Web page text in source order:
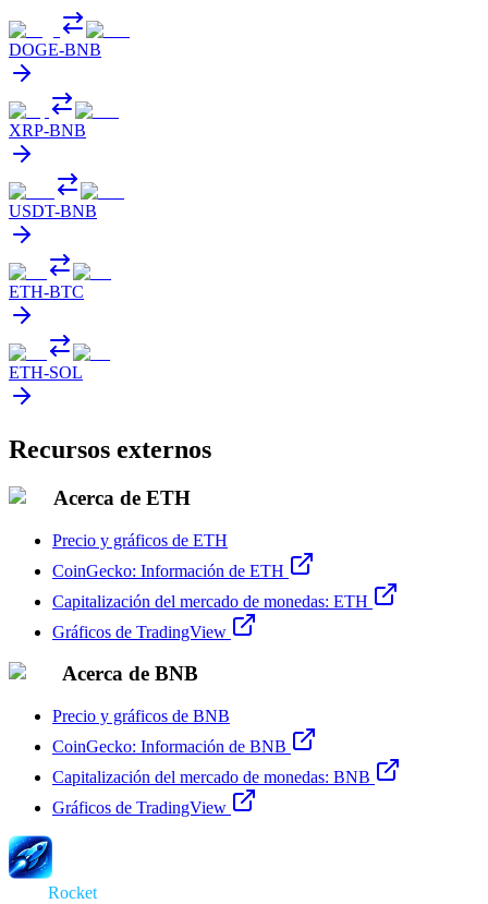
DOGE-BNB
XRP-BNB
USDT-BNB
ETH-BTC
ETH-SOL
Recursos externos
Acerca de ETH
Precio y gráficos de ETH
CoinGecko: Información de ETH
Capitalización del mercado de monedas: ETH
Gráficos de TradingView
Acerca de BNB
Precio y gráficos de BNB
CoinGecko: Información de BNB
Capitalización del mercado de monedas: BNB
Gráficos de TradingView
Rocket